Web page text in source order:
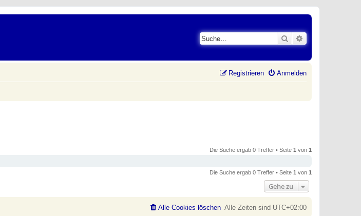
Suche
Anmelden
Registrieren
Die Suche ergab 0 Treffer • Seite 1 von 1
Die Suche ergab 0 Treffer • Seite 1 von 1
Gehe zu
Alle Zeiten sind UTC+02:00
Alle Cookies löschen